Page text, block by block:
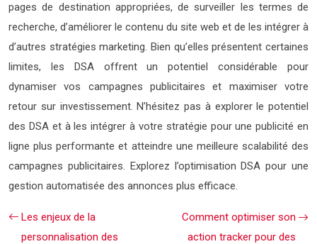
pages de destination appropriées, de surveiller les termes de
recherche, d’améliorer le contenu du site web et de les intégrer à
d’autres stratégies marketing. Bien qu’elles présentent certaines
limites, les DSA offrent un potentiel considérable pour
dynamiser vos campagnes publicitaires et maximiser votre
retour sur investissement. N’hésitez pas à explorer le potentiel
des DSA et à les intégrer à votre stratégie pour une publicité en
ligne plus performante et atteindre une meilleure scalabilité des
campagnes publicitaires. Explorez l’optimisation DSA pour une
gestion automatisée des annonces plus efficace.
Les enjeux de la
personnalisation des
Comment optimiser son
action tracker pour des